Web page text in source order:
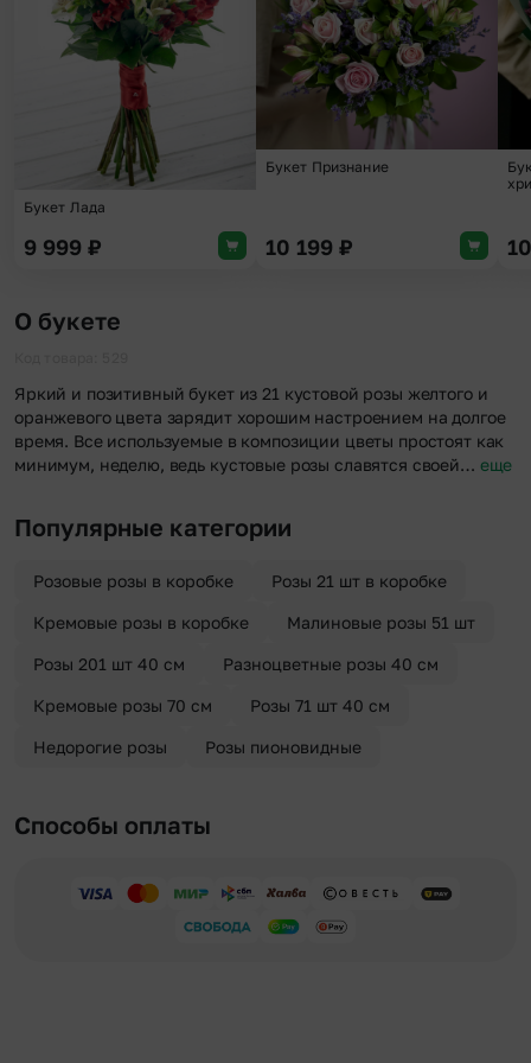
Букет Лада
9 999 ₽
Букет Признание
10 199 ₽
О букете
Яркий и позитивный букет из 21 кустовой розы желтого и
оранжевого цвета зарядит хорошим настроением на долгое
время. Все используемые в композиции цветы простоят как
минимум, неделю, ведь кустовые розы славятся своей… еще
Популярные категории
Розовые розы в коробке Розы 21 шт в коробке
Кремовые розы в коробке Малиновые розы 51 шт
Розы 201 шт 40 см Разноцветные розы 40 см
Кремовые розы 70 см Розы 71 шт 40 см
Недорогие розы Розы пионовидные
Способы оплаты